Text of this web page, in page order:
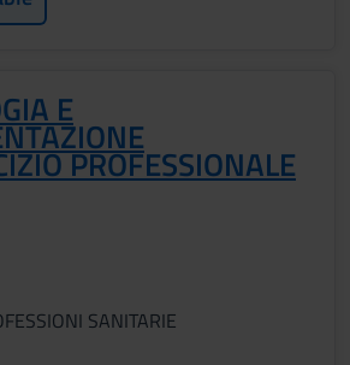
E
PROFESSIONALE
SANITARIE